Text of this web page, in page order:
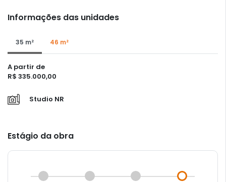
Informações das unidades
35 m² 46 m²
A partir de
R$ 335.000,00
Studio NR
Estágio da obra